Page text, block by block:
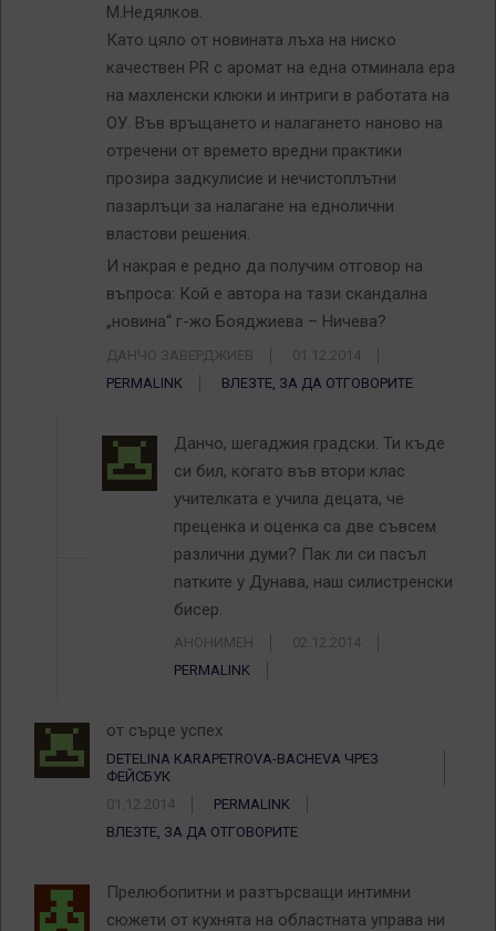
М.Недялков.
Като цяло от новината лъха на ниско
качествен PR с аромат на една отминала ера
на махленски клюки и интриги в работата на
ОУ. Във връщането и налагането наново на
отречени от времето вредни практики
прозира задкулисие и нечистоплътни
пазарлъци за налагане на еднолични
властови решения.
И накрая е редно да получим отговор на
въпроса: Кой е автора на тази скандална
„новина“ г-жо Бояджиева – Ничева?
ДАНЧО ЗАВЕРДЖИЕВ
01.12.2014
PERMALINK
ВЛЕЗТЕ, ЗА ДА ОТГОВОРИТЕ
Данчо, шегаджия градски. Ти къде
си бил, когато във втори клас
учителката е учила децата, че
преценка и оценка са две съвсем
различни думи? Пак ли си пасъл
патките у Дунава, наш силистренски
бисер.
АНОНИМЕН
02.12.2014
PERMALINK
от сърце успех
DETELINA KARAPETROVA-BACHEVA ЧРЕЗ
ФЕЙСБУК
01.12.2014
PERMALINK
ВЛЕЗТЕ, ЗА ДА ОТГОВОРИТЕ
Прелюбопитни и разтърсващи интимни
сюжети от кухнята на областната управа ни